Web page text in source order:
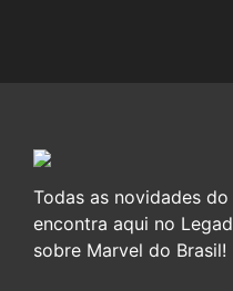
Todas as novidades
encontra aqui no
sobre Marvel do Brasil!